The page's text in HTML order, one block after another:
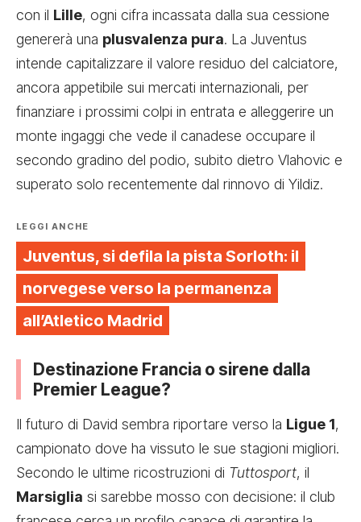
con il Lille, ogni cifra incassata dalla sua cessione
genererà una plusvalenza pura. La Juventus
intende capitalizzare il valore residuo del calciatore,
ancora appetibile sui mercati internazionali, per
finanziare i prossimi colpi in entrata e alleggerire un
monte ingaggi che vede il canadese occupare il
secondo gradino del podio, subito dietro Vlahovic e
superato solo recentemente dal rinnovo di Yildiz.
LEGGI ANCHE
Juventus, si defila la pista Sorloth: il
norvegese verso la permanenza
all’Atletico Madrid
Destinazione Francia o sirene dalla
Premier League?
Il futuro di David sembra riportare verso la Ligue 1,
campionato dove ha vissuto le sue stagioni migliori.
Secondo le ultime ricostruzioni di Tuttosport, il
Marsiglia si sarebbe mosso con decisione: il club